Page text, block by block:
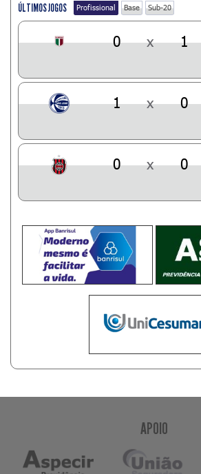
ÚLTIMOS JOGOS Profissional Base Sub-20
0 x 1
1 x 0
0 x 0
APOIO